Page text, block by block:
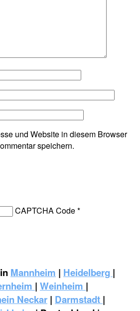
und Website in diesem Browser
speichern.
CAPTCHA Code*
Mannheim | Heidelberg |
| Weinheim |
Neckar | Darmstadt |